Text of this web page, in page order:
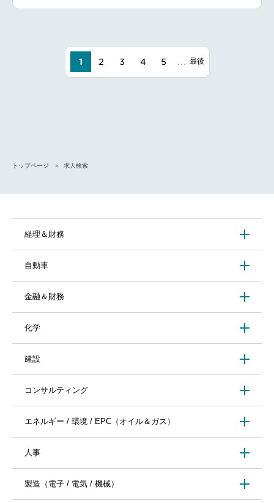
ます。
━━━━━━━━━━━━━━━#spotlightjob3
展開、各拠点への導入支援
■業務の魅力
な品質マネジメントへ展開可能です。
■働き方
1 2 3 4 5 … 最後
トップページ 求人検索
経理＆財務
自動車
金融＆財務
化学
建設
コンサルティング
エネルギー / 環境 / EPC（オイル＆ガス）
人事
製造（電子 / 電気 / 機械）